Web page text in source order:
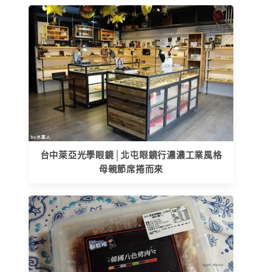
台中萊亞光學眼鏡│北屯眼鏡行濃濃工業風格
母親節席捲而來